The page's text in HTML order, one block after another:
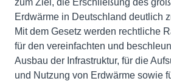
zum Ziel, die Erschließung des
Erdwärme in Deutschland deutlich
Mit dem Gesetz werden rechtliche
für den vereinfachten und
Ausbau der Infrastruktur, für die
und Nutzung von Erdwärme sowie